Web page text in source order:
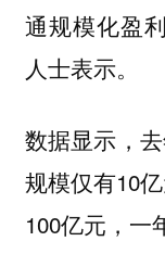
通规模化盈
人士表示。
数据显示，
规模仅有10
100亿元，一